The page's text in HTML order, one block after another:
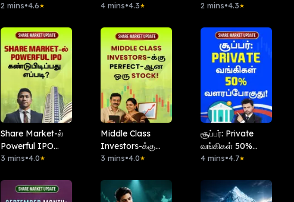
யூஸ் பண்ணுங்க!
2 mins•4.6★
Stocks விற்க
இது?
4 mins•4.3★
Idea!
2 mins•4.3★
Share Market-ல்
Powerful IPO
கண்டுபிடிப்பது
3 mins•4.0★
Middle Class
Investors-க்கு
Perfect-ஆன ஒரு
3 mins•4.0★
சூப்பர்: Private
வங்கிகள் 50%
வளரப்போகுது!
4 mins•4.7★